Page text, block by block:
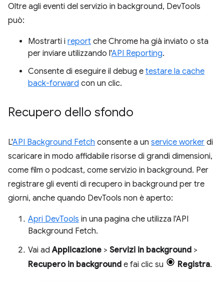
Oltre agli eventi del servizio in background, DevTools
può:
Mostrarti i report che Chrome ha già inviato o sta
per inviare utilizzando l'API Reporting.
Consente di eseguire il debug e testare la cache
back-forward con un clic.
Recupero dello sfondo
L'API Background Fetch consente a un service worker di
scaricare in modo affidabile risorse di grandi dimensioni,
come film o podcast, come servizio in background. Per
registrare gli eventi di recupero in background per tre
giorni, anche quando DevTools non è aperto:
Apri DevTools in una pagina che utilizza l'API
Background Fetch.
Vai adApplicazione > Servizi in background >
Recupero in background e fai clic su Registra.